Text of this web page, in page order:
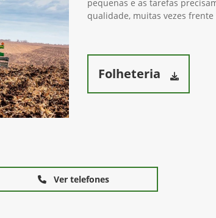
pequenas e as tarefas
qualidade, muitas vezes
Folheteria
Ver telefones